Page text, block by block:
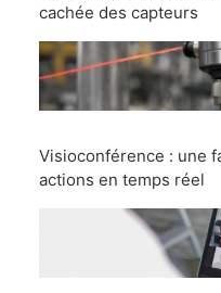
cachée des capteurs
Visioconférence : une
actions en temps réel